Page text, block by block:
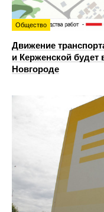
Общество
Движение
и Керженской
Новгороде